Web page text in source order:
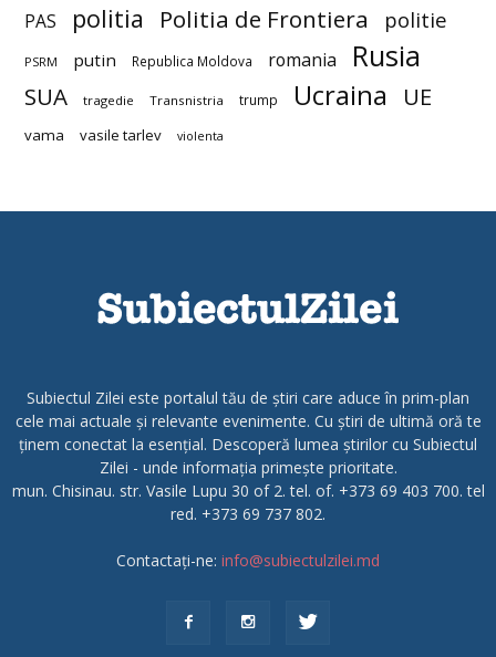
PAS politia Politia de Frontiera politie
PSRM putin Republica Moldova romania Rusia
SUA tragedie Transnistria trump Ucraina UE
vama vasile tarlev violenta
Subiectul Zilei este portalul tău de știri care aduce în prim-plan
cele mai actuale și relevante evenimente. Cu știri de ultimă oră te
ținem conectat la esențial. Descoperă lumea știrilor cu Subiectul
Zilei - unde informația primește prioritate.
mun. Chisinau. str. Vasile Lupu 30 of 2. tel. of. +373 69 403 700. tel
red. +373 69 737 802.
Contactați-ne: info@subiectulzilei.md